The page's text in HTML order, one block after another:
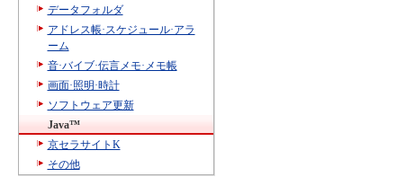
データフォルダ
アドレス帳·スケジュール·アラ
ーム
音·バイブ·伝言メモ·メモ帳
画面·照明·時計
ソフトウェア更新
Java™
京セラサイトK
その他